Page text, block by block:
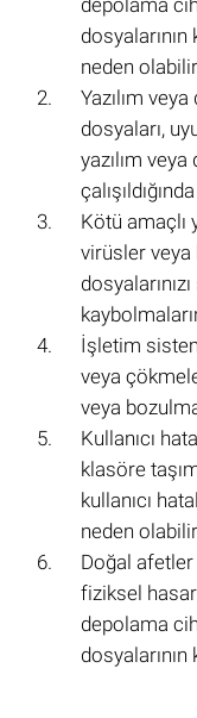
neden
Yazılım
dosyaları,
yazılım
Kötü amaçlı
virüsler veya
İşletim
veya
veya
Kullanıcı
klasöre
kullanıcı
neden
Doğal afetler
fiziksel
depolama